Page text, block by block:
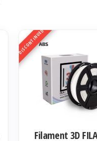
DISCONTINUED
Filament 3D